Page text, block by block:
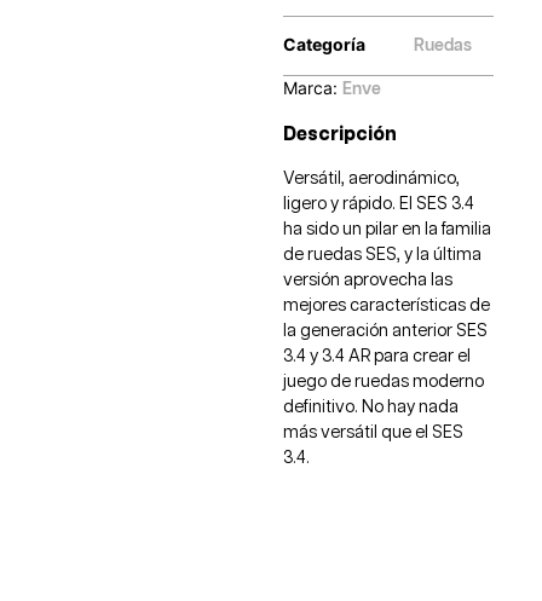
Categoría Ruedas
Marca: Enve
Descripción
Versátil, aerodinámico,
ligero y rápido. El SES 3.4
ha sido un pilar en la familia
de ruedas SES, y la última
versión aprovecha las
mejores características de
la generación anterior SES
3.4 y 3.4 AR para crear el
juego de ruedas moderno
definitivo. No hay nada
más versátil que el SES
3.4.